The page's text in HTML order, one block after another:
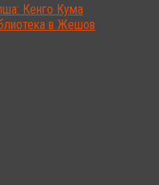
Кенго Кума
в Жешов